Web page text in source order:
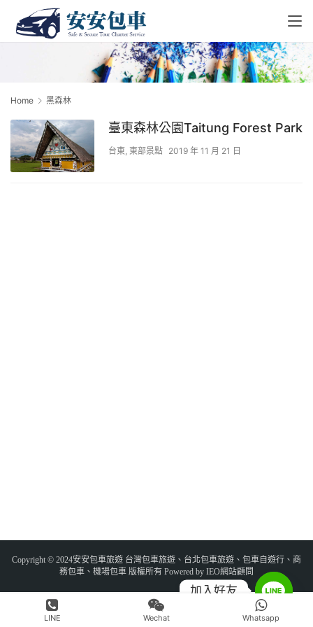
Home 黑森林
臺東森林公園Taitung Forest Park
台東 東部景點 2019 年 11 月 21 日
Copyright © 2024安安包車旅遊 台灣包車旅遊、台北包車旅遊、包車自遊行、商
務包車、機場包車 版權所有 Powered by IEO網站顧問
LINE Wechat Whatsapp
加入好友